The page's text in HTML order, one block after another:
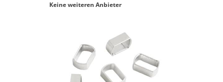
Keine weiteren Anbieter